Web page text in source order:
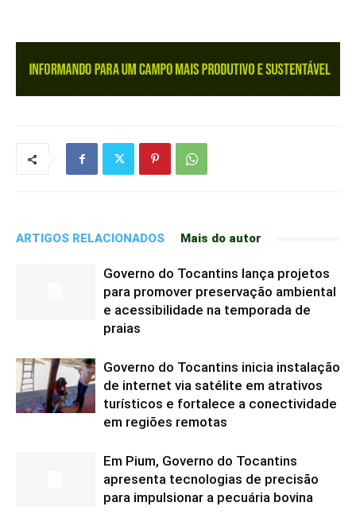
ARTIGOS RELACIONADOS Mais do autor
Governo do Tocantins lança projetos
para promover preservação ambiental
e acessibilidade na temporada de
praias
Governo do Tocantins inicia instalação
de internet via satélite em atrativos
turísticos e fortalece a conectividade
em regiões remotas
Em Pium, Governo do Tocantins
apresenta tecnologias de precisão
para impulsionar a pecuária bovina